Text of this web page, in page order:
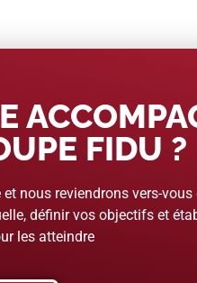
FIDU ?
nous reviendrons vers-vous
définir vos objectifs et
les atteindre